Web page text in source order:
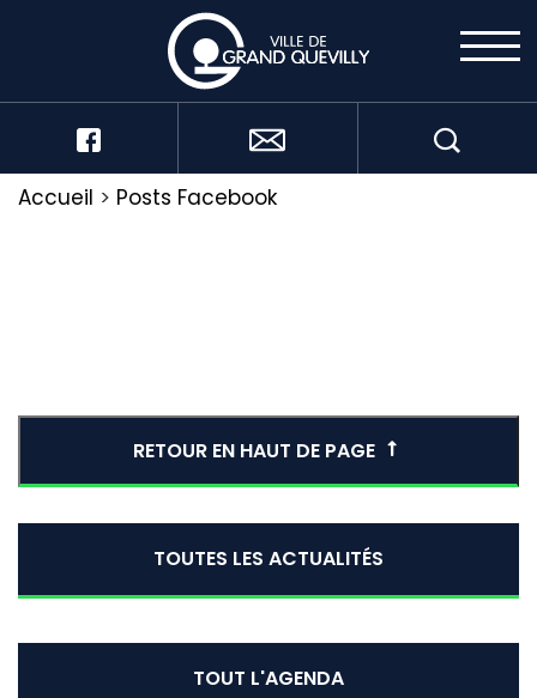
Accueil > Posts Facebook
RETOUR EN HAUT DE PAGE
TOUTES LES ACTUALITÉS
TOUT L'AGENDA